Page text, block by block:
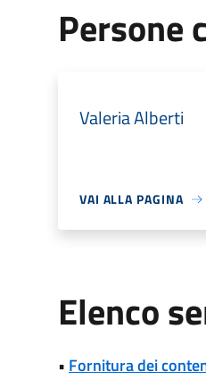
Persone
Valeria Alberti
VAI ALLA PAGINA
Elenco
• Fornitura dei